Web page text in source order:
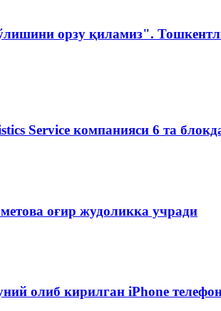
орзу қиламиз".
Service компанияси 6 та
оғир жудоликка учради
олиб кирилган iPhone